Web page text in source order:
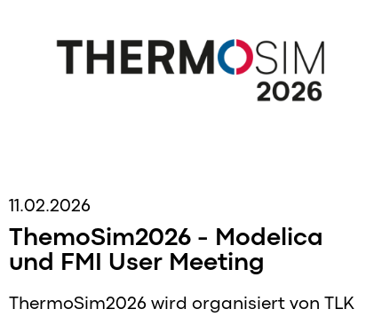
11.02.2026
ThemoSim2026 - Modelica
und FMI User Meeting
ThermoSim2026 wird organisiert von TLK